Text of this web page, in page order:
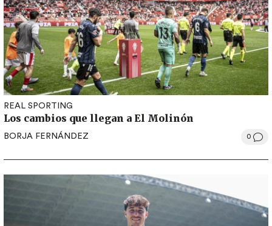
REAL SPORTING
Los cambios que llegan a El Molinón
BORJA FERNÁNDEZ 0